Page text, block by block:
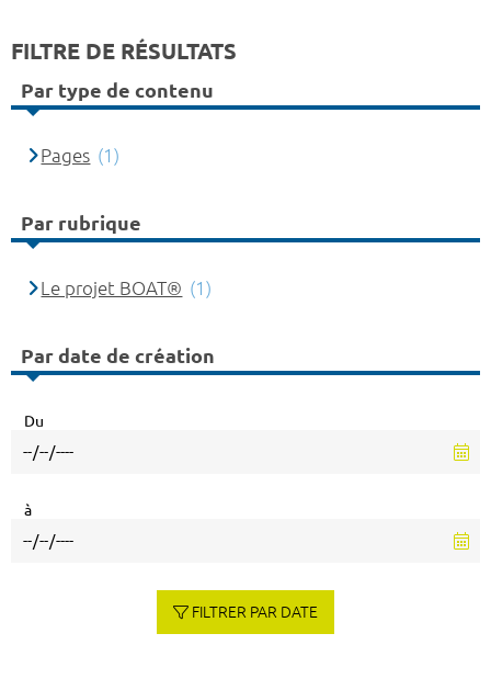
FILTRE DE RÉSULTATS
Par type de contenu
Pages (1)
Par rubrique
Le projet BOAT® (1)
Par date de création
Du
à
FILTRER PAR DATE